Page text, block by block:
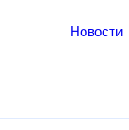
Новости